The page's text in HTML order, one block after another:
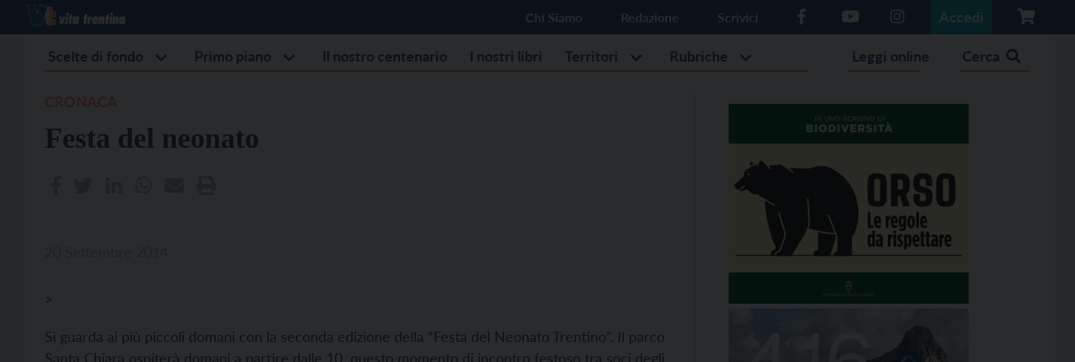
Chi Siamo Redazione Scrivici Accedi
Scelte di fondo Primo piano Il nostro centenario I nostri libri Territori Rubriche Leggi online Cerca
Festa del neonato
>
Si guarda ai più piccoli domani con la seconda edizione della “Festa del Neonato Trentino”. Il parco
Santa Chiara ospiterà domani a partire dalle 10 questo momento di incontro festoso tra soci degli